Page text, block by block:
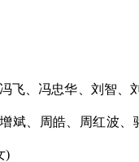
、冯忠华、刘智、
斌、周皓、周红波
)